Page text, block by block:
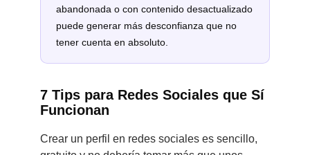
abandonada o con contenido desactualizado
puede generar más desconfianza que no
tener cuenta en absoluto.
7 Tips para Redes Sociales que Sí
Funcionan
Crear un perfil en redes sociales es sencillo,